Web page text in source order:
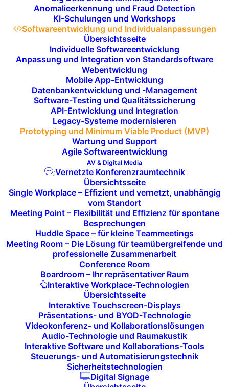
Anomalieerkennung und Fraud Detection
KI-Schulungen und Workshops
Softwareentwicklung und Individualanpassungen
Übersichtsseite
Individuelle Softwareentwicklung
Anpassung und Integration von Standardsoftware
Webentwicklung
Mobile App-Entwicklung
Datenbankentwicklung und -Management
Software-Testing und Qualitätssicherung
API-Entwicklung und Integration
Legacy-Systeme modernisieren
Prototyping und Minimum Viable Product (MVP)
Wartung und Support
Agile Softwareentwicklung
AV & Digital Media
Vernetzte Konferenzraumtechnik
Übersichtsseite
Single Workplace – Effizient und vernetzt, unabhängig
vom Standort
Meeting Point – Flexibilität und Effizienz für spontane
Besprechungen
Huddle Space – für kleine Teammeetings
Meeting Room – Die Lösung für teamübergreifende und
professionelle Zusammenarbeit
Conference Room
Boardroom – Ihr repräsentativer Raum
Interaktive Workplace-Technologien
Übersichtsseite
Interaktive Touchscreen-Displays
Präsentations- und BYOD-Technologie
Videokonferenz- und Kollaborationslösungen
Audio-Technologie und Raumakustik
Interaktive Software und Kollaborations-Tools
Steuerungs- und Automatisierungstechnik
Sicherheitstechnologien
Digital Signage
Entwicklungszyklenundregelmäßige
Iterationenermöglichen. Dadurch können
wir flexibel aufÄnderungenund
reagieren, sodass Ihr MVP kontinuierlich an
Marktanforderungen
Benutzerwünsche angepasst wird. Mit
ScrumoderKanbanals agilem Framework
behalten Sie jederzeit die Kontrolleüber
den Entwicklungsprozess und können
Prioritätensetzen, um die
Geschäftszielezu erreichen.
Validierung der
Geschäftsidee
EinMVPgibt Ihnen die Möglichkeit, Ihre
Geschäftsideemit minimalenRessourcen
zu testen und zu validieren. Mit einer
funktionierendenBasisversion
Produkts können Sie dasNutzerverhalten